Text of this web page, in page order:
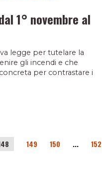
1° novembre al
legge per tutelare la
gli incendi e che
per contrastare i
149 150 ... 152